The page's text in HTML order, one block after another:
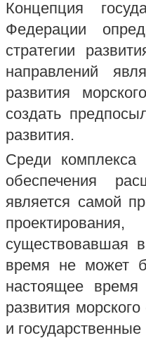
Концепция
Федерации
стратегии
направлений
развития
создать
развития.
Среди
обеспечения
является самой
существовавшая
время не может
настоящее время
развития
и